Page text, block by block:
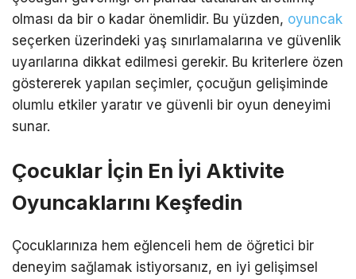
olması da bir o kadar önemlidir. Bu yüzden, oyuncak
seçerken üzerindeki yaş sınırlamalarına ve güvenlik
uyarılarına dikkat edilmesi gerekir. Bu kriterlere özen
göstererek yapılan seçimler, çocuğun gelişiminde
olumlu etkiler yaratır ve güvenli bir oyun deneyimi
sunar.
Çocuklar İçin En İyi Aktivite
Oyuncaklarını Keşfedin
Çocuklarınıza hem eğlenceli hem de öğretici bir
deneyim sağlamak istiyorsanız, en iyi gelişimsel